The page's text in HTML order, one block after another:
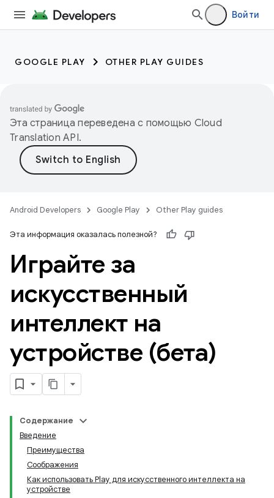
Войти
GOOGLE PLAY OTHER PLAY GUIDES
Эта страница переведена с помощью Cloud
Translation API.
Android Developers Google Play Other Play guides
Эта информация оказалась полезной?
Играйте за
искусственный
интеллект на
устройстве (бета)
Содержание
Введение
Преимущества
Соображения
Как использовать Play для искусственного интеллекта на
устройстве